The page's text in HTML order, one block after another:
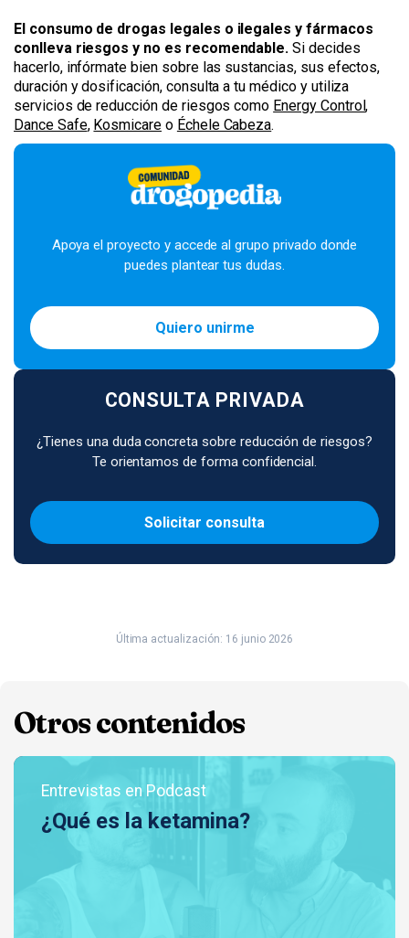
El consumo de drogas legales o ilegales y fármacos
conlleva riesgos y no es recomendable. Si decides
hacerlo, infórmate bien sobre las sustancias, sus efectos,
duración y dosificación, consulta a tu médico y utiliza
servicios de reducción de riesgos como Energy Control,
Dance Safe, Kosmicare o Échele Cabeza.
Apoya el proyecto y accede al grupo privado donde
puedes plantear tus dudas.
Quiero unirme
CONSULTA PRIVADA
¿Tienes una duda concreta sobre reducción de riesgos?
Te orientamos de forma confidencial.
Solicitar consulta
Última actualización: 16 junio 2026
Otros contenidos
Entrevistas en Podcast
¿Qué es la ketamina?